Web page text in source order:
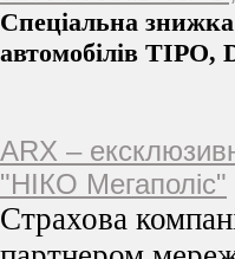
Спеціальна
автомобілів TIPO,
ARX –
"НІКО Мегаполіс"
Страхова